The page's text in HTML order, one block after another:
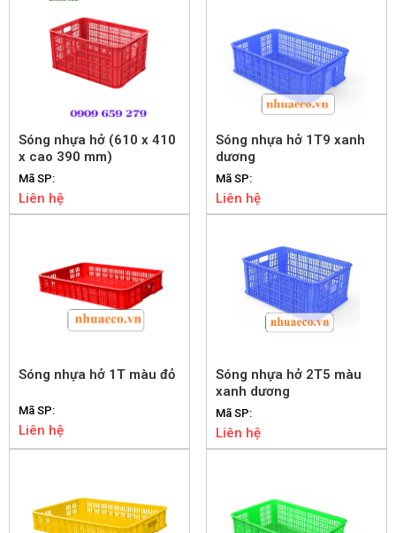
Sóng nhựa hở (610 x 410
x cao 390 mm)
Mã SP:
Liên hệ
Sóng nhựa hở 1T9 xanh
dương
Mã SP:
Liên hệ
Sóng nhựa hở 1T màu đỏ
Mã SP:
Liên hệ
Sóng nhựa hở 2T5 màu
xanh dương
Mã SP:
Liên hệ